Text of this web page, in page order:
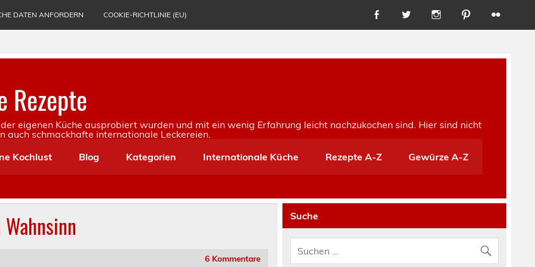
DATEN ANFORDERN COOKIE-RICHTLINIE (EU)
Rezepte
eigenen Küche ausprobiert wurden und mit ein wenig Erfahrung leicht nachzukochen sind. Hier sind nicht
auch schmackhafte internationale Leckereien.
Kochlust
Blog Kategorien Internationale Küche Rezepte A-Z Gewürze A-Z
6 Kommentare
Suche